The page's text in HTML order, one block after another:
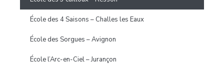
École des 4 Saisons – Challes les Eaux
École des Sorgues – Avignon
École l’Arc-en-Ciel – Jurançon